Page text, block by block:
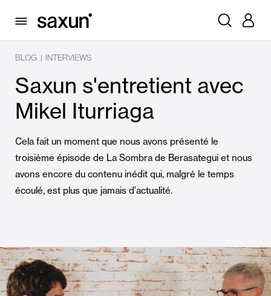
BLOG | INTERVIEWS
Saxun s'entretient avec
Mikel Iturriaga
Cela fait un moment que nous avons présenté le
troisième épisode de La Sombra de Berasategui et nous
avons encore du contenu inédit qui, malgré le temps
écoulé, est plus que jamais d'actualité.